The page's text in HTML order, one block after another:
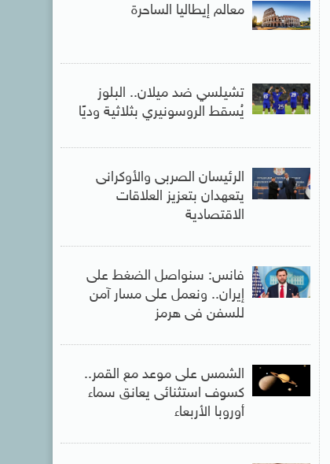
معالم إيطاليا الساحرة
تشيلسي ضد ميلان.. البلوز
يُسقط الروسونيري بثلاثية وديًا
الرئيسان الصربى والأوكرانى
يتعهدان بتعزيز العلاقات
الاقتصادية
فانس: سنواصل الضغط على
إيران.. ونعمل على مسار آمن
للسفن فى هرمز
الشمس على موعد مع القمر..
كسوف استثنائى يعانق سماء
أوروبا الأربعاء